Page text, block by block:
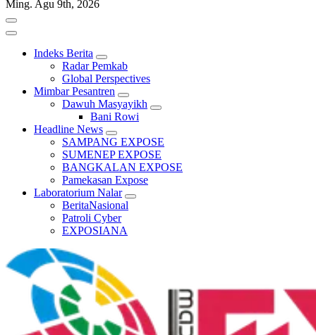
Ming. Agu 9th, 2026
Indeks Berita
Radar Pemkab
Global Perspectives
Mimbar Pesantren
Dawuh Masyayikh
Bani Rowi
Headline News
SAMPANG EXPOSE
SUMENEP EXPOSE
BANGKALAN EXPOSE
Pamekasan Expose
Laboratorium Nalar
BeritaNasional
Patroli Cyber
EXPOSIANA